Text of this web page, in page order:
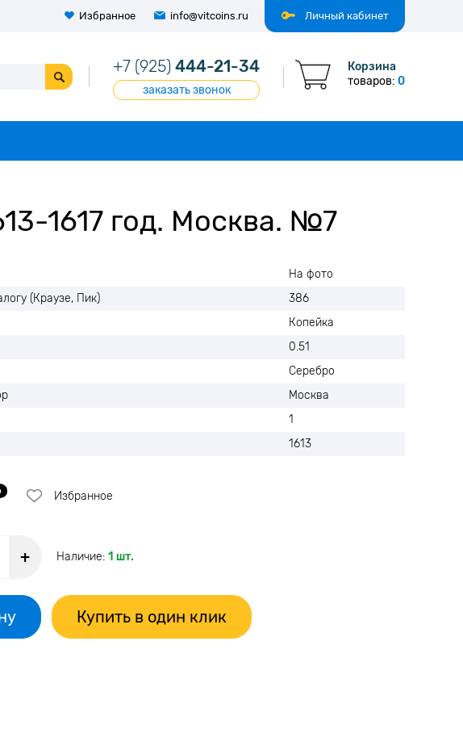
Личный кабинет
Избранное info@vitcoins.ru
+7 (925) 444-21-34
заказать звонок
Корзина
товаров: 0
1617 год. Москва. №7
На фото
(Краузе, Пик)
386
Копейка
0.51
Серебро
Москва
1
1613
Избранное
+ Наличие: 1 шт.
Купить в один клик